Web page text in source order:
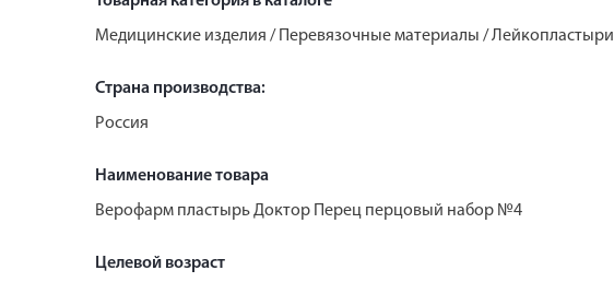
Медицинские изделия / Перевязочные материалы / Лейкопластыри
Страна производства:
Россия
Наименование товара
Верофарм пластырь Доктор Перец перцовый набор №4
Целевой возраст